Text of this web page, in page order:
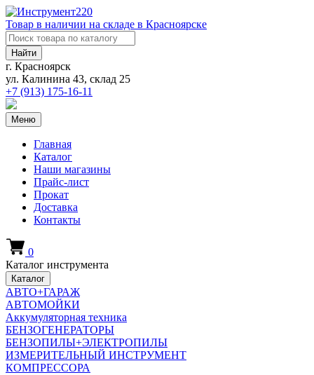
Товар в наличии на складе в Красноярске
Найти
г. Красноярск
ул. Калинина 43, склад 25
+7 (913) 175-16-11
Меню
Главная
Каталог
Наши магазины
Прайс-лист
Прокат
Доставка
Контакты
0
Каталог инструмента
Каталог
АВТО+ГАРАЖ
АВТОМОЙКИ
Аккумуляторная техника
БЕНЗОГЕНЕРАТОРЫ
БЕНЗОПИЛЫ+ЭЛЕКТРОПИЛЫ
ИЗМЕРИТЕЛЬНЫЙ ИНСТРУМЕНТ
КОМПРЕССОРА